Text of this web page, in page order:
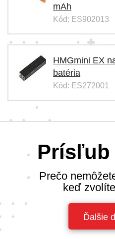
mAh
Kód: ES902013
HMGmini EX
batéria
Kód: ES272001
Prísľub
Prečo
keď
Ďalšie